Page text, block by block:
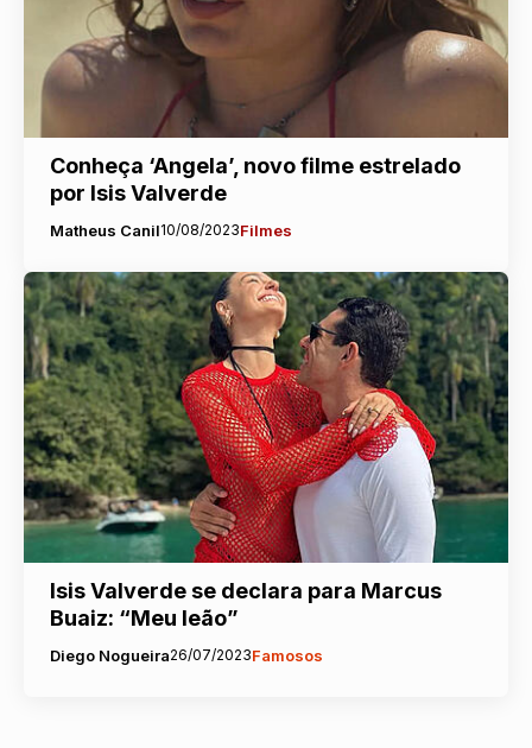
Conheça ‘Angela’, novo filme estrelado
por Isis Valverde
Matheus Canil10/08/2023Filmes
Isis Valverde se declara para Marcus
Buaiz: “Meu leão”
Diego Nogueira26/07/2023Famosos